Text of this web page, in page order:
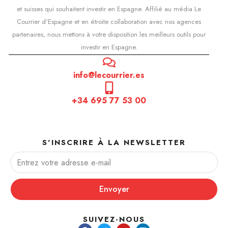
et suisses qui souhaitent investir en Espagne. Affilié au média Le
Courrier d'Espagne et en étroite collaboration avec nos agences
partenaires, nous mettons à votre disposition les meilleurs outils pour
investir en Espagne.
info@lecourrier.es
+34 695 77 53 00
S'INSCRIRE À LA NEWSLETTER
Envoyer
SUIVEZ-NOUS